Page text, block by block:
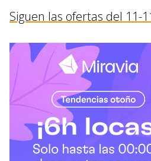
Siguen las ofertas del 11-